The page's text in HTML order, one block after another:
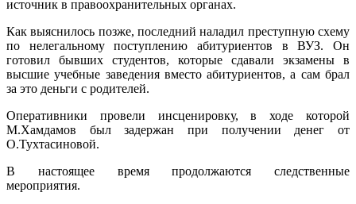
источник в правоохранительных органах.
Как выяснилось позже, последний наладил преступную схему
по нелегальному поступлению абитуриентов в ВУЗ. Он
готовил бывших студентов, которые сдавали экзамены в
высшие учебные заведения вместо абитуриентов, а сам брал
за это деньги с родителей.
Оперативники провели инсценировку, в ходе которой
М.Хамдамов был задержан при получении денег от
О.Тухтасиновой.
В настоящее время продолжаются следственные
мероприятия.